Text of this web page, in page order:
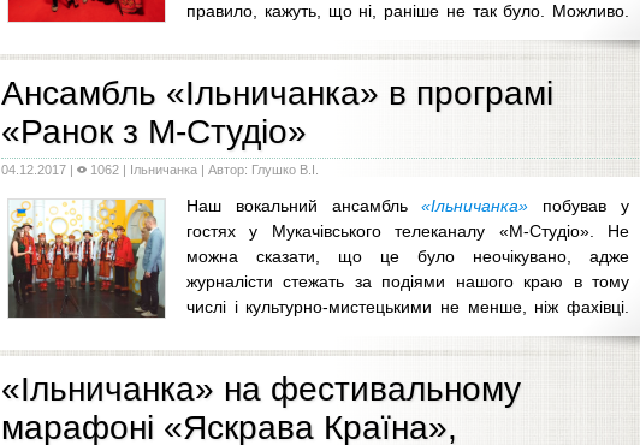
правило, кажуть, що ні, раніше не так було. Можливо.
Все ж, якщо читати мистецькі твори, споглядати витвори архітекторів, слухати
музику і глибоко пройнятися їх змістом, поневолі...
Ансамбль «Ільничанка» в програмі
«Ранок з М-Студіо»
04.12.2017 | 1062 | Ільничанка | Автор: Глушко В.І.
Наш вокальний ансамбль«Ільничанка» побував у
гостях у Мукачівського телеканалу «М-Студіо». Не
можна сказати, що це було неочікувано, адже
журналісти стежать за подіями нашого краю в тому
числі і культурно-мистецькими не менше, ніж фахівці.
Останні успіхи цього чудового дитячого колективу не могли пройти по...
«Ільничанка» на фестивальному
марафоні «Яскрава Країна»,